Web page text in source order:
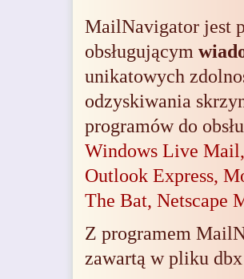
MailNavigator jest
obsługującym
unikatowych
odzyskiwania
programów do
Windows Live
Outlook Express,
The Bat, Netscape
Z programem
zawartą w pliku dbx